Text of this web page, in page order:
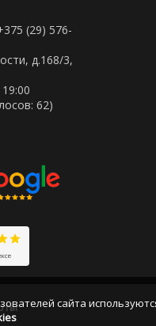
(29) 576-
д.168/3,
62)
сайта